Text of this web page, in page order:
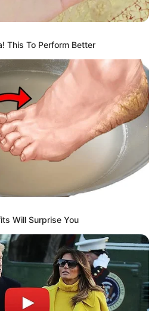
This To Perform Better
Will Surprise You